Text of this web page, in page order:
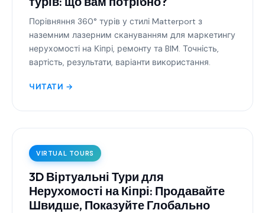
Порівняння 360° турів у стилі Matterport з
наземним лазерним скануванням для маркетингу
нерухомості на Кіпрі, ремонту та BIM. Точність,
вартість, результати, варіанти використання.
ЧИТАТИ →
VIRTUAL TOURS
3D Віртуальні Тури для
Нерухомості на Кіпрі: Продавайте
Швидше, Показуйте Глобально